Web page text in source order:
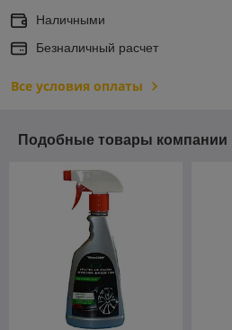
Наличными
Безналичный расчет
Все условия оплаты
Подобные товары компании